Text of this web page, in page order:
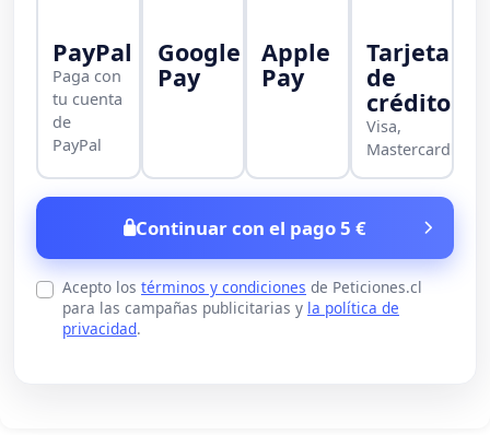
PayPal
Paga con
tu cuenta
de
PayPal
Google
Pay
Apple
Pay
Tarjeta
de
crédito
Visa,
Mastercard
Continuar con el pago 5 €
Acepto los términos y condiciones de Peticiones.cl
para las campañas publicitarias y la política de
privacidad.